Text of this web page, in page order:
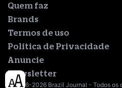
Quem faz
Brands
Termos de uso
Política de Privacidade
Anuncie
Newsletter
© 2016-2026 Brazil Journal - Todos os